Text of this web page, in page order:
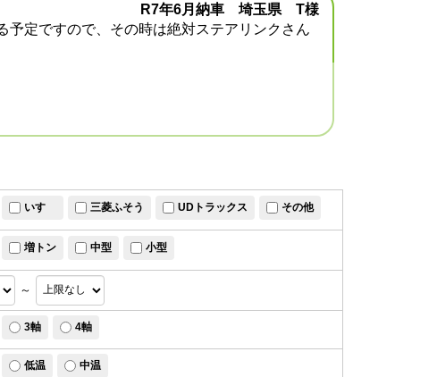
R7年6月納車 埼玉県 T様
定ですので、その時は絶対ステアリンクさん
増トン 中型 小型
いすゞ 三菱ふそう UDトラックス その他
～
3軸 4軸
低温 中温